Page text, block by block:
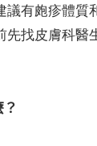
議有皰疹體質
先找皮膚科醫